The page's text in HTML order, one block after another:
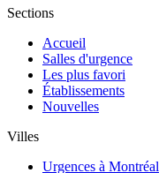
Sections
Accueil
Salles d'urgence
Les plus favori
Établissements
Nouvelles
Villes
Urgences à Montréal